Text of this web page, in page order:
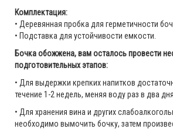
Комплектация:
• Деревянная пробка для герметичности
• Подставка для устойчивости емкости.
Бочка обожжена, вам осталось провести
подготовительных этапов:
• Для выдержки крепких напитков
течение 1-2 недель, меняя воду раз в два дня.
• Для хранения вина и других
необходимо вымочить бочку, затем